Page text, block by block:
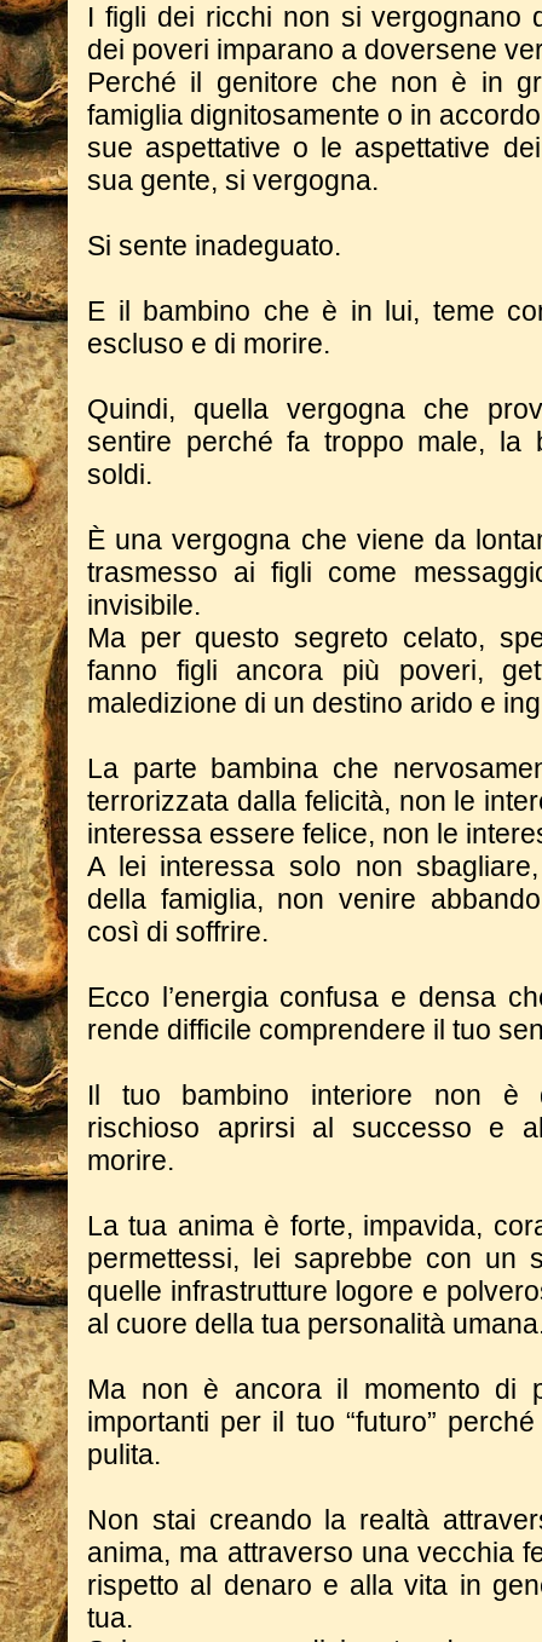
I figli dei ricchi non si vergognano
dei poveri imparano a doversene
Perché il genitore che non è in
famiglia dignitosamente o in
sue aspettative o le aspettative
sua gente, si vergogna.
Si sente inadeguato.
E il bambino che è in lui, teme
escluso e di morire.
Quindi, quella vergogna che
sentire perché fa troppo male, la
soldi.
È una vergogna che viene da
trasmesso ai figli come
invisibile.
Ma per questo segreto celato,
fanno figli ancora più poveri,
maledizione di un destino arido e
La parte bambina che
terrorizzata dalla felicità, non le
interessa essere felice, non le
A lei interessa solo non
della famiglia, non venire
così di soffrire.
Ecco l’energia confusa e densa
rende difficile comprendere il tuo
Il tuo bambino interiore non è
rischioso aprirsi al successo e
morire.
La tua anima è forte, impavida,
permettessi, lei saprebbe con un
quelle infrastrutture logore e
al cuore della tua personalità
Ma non è ancora il momento di
importanti per il tuo “futuro”
pulita.
Non stai creando la realtà
anima, ma attraverso una vecchia
rispetto al denaro e alla vita in
tua.